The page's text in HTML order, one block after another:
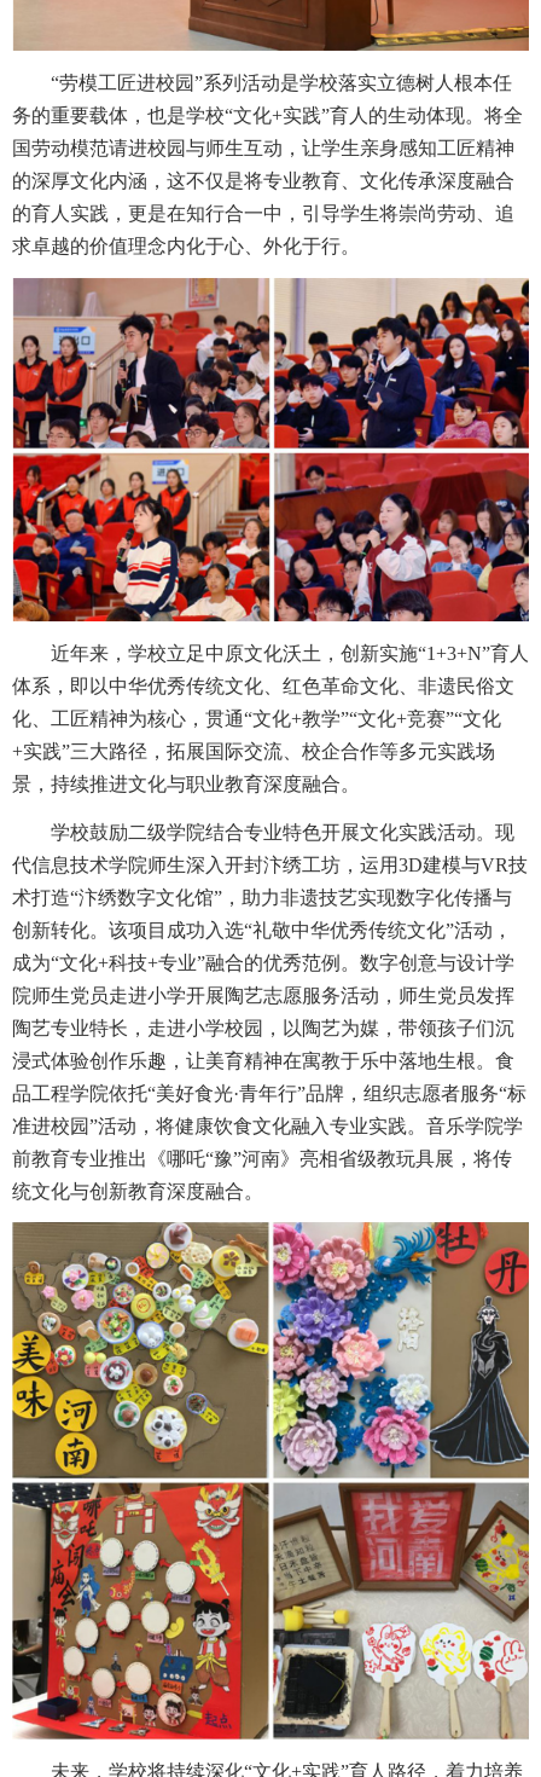
“劳模工匠进校园”系列活动是学校落实立德树人根本任
务的重要载体，也是学校“文化+实践”育人的生动体现。将全
国劳动模范请进校园与师生互动，让学生亲身感知工匠精神
的深厚文化内涵，这不仅是将专业教育、文化传承深度融合
的育人实践，更是在知行合一中，引导学生将崇尚劳动、追
求卓越的价值理念内化于心、外化于行。
近年来，学校立足中原文化沃土，创新实施“1+3+N”育人
体系，即以中华优秀传统文化、红色革命文化、非遗民俗文
化、工匠精神为核心，贯通“文化+教学”“文化+竞赛”“文化
+实践”三大路径，拓展国际交流、校企合作等多元实践场
景，持续推进文化与职业教育深度融合。
学校鼓励二级学院结合专业特色开展文化实践活动。现
代信息技术学院师生深入开封汴绣工坊，运用3D建模与VR技
术打造“汴绣数字文化馆”，助力非遗技艺实现数字化传播与
创新转化。该项目成功入选“礼敬中华优秀传统文化”活动，
成为“文化+科技+专业”融合的优秀范例。数字创意与设计学
院师生党员走进小学开展陶艺志愿服务活动，师生党员发挥
陶艺专业特长，走进小学校园，以陶艺为媒，带领孩子们沉
浸式体验创作乐趣，让美育精神在寓教于乐中落地生根。食
品工程学院依托“美好食光·青年行”品牌，组织志愿者服务“标
准进校园”活动，将健康饮食文化融入专业实践。音乐学院学
前教育专业推出《哪吒“豫”河南》亮相省级教玩具展，将传
统文化与创新教育深度融合。
未来，学校将持续深化“文化+实践”育人路径，着力培养